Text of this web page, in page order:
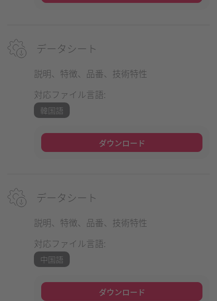
データシート
説明、特徴、品番、技術特性
対応ファイル言語:
韓国語
ダウンロード
データシート
説明、特徴、品番、技術特性
対応ファイル言語:
中国語
ダウンロード